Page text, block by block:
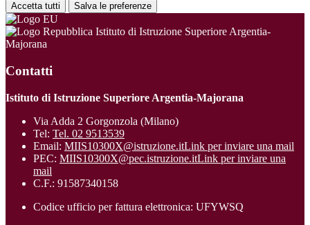
Accetta tutti Salva le preferenze
Istituto di Istruzione Superiore Argentia-
Majorana
Contatti
Istituto di Istruzione Superiore Argentia-Majorana
Via Adda 2 Gorgonzola (Milano)
Tel: Tel. 02 9513539
Email: MIIS10300X@istruzione.itLink per inviare una mail
PEC: MIIS10300X@pec.istruzione.itLink per inviare una
mail
C.F.: 91587340158
Codice ufficio per fattura elettronica: UFYWSQ